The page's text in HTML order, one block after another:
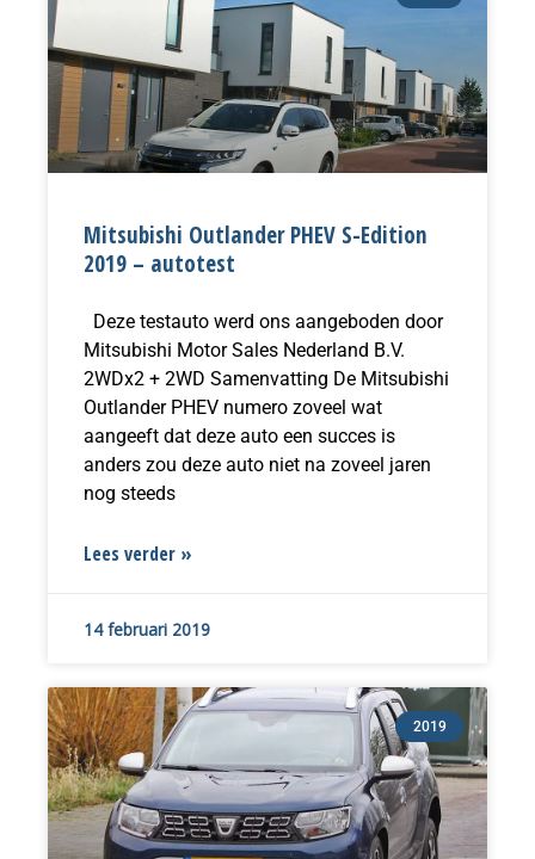
Mitsubishi Outlander PHEV S-Edition
2019 – autotest
Deze testauto werd ons aangeboden door
Mitsubishi Motor Sales Nederland B.V.
2WDx2 + 2WD Samenvatting De Mitsubishi
Outlander PHEV numero zoveel wat
aangeeft dat deze auto een succes is
anders zou deze auto niet na zoveel jaren
nog steeds
Lees verder »
14 februari 2019
2019